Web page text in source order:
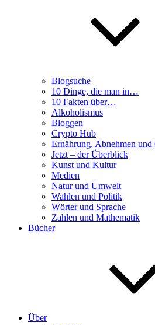
Blogsuche
10 Dinge, die man in…
10 Fakten über…
Alkoholismus
Bloggen
Crypto Hub
Ernährung, Abnehmen und
Jetzt – der Überblick
Kunst und Kultur
Medien
Natur und Umwelt
Wahlen und Politik
Wörter und Sprache
Zahlen und Mathematik
Bücher
Über